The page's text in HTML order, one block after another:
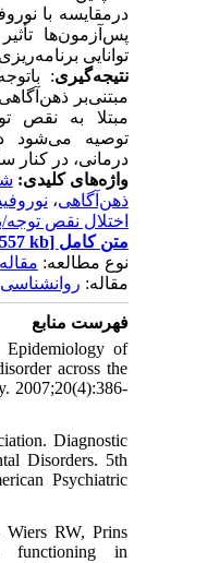
درمقایسه با
پس‌آزمون‌ها
توانایی
نتیجه‌گیری:
مبتنی‌بر
مبتلا به نقص‌
توصیه می‌شود
درمانی، در کنار
واژه‌های کلیدی:
ذهن‌آگاهی،
اختلال نقص توجه/
متن کامل[PDF 557 kb]
نوع مطالعه:
مقاله:روانشناسی
فهرست منابع
Epidemiology of
across the
2007;20(4):386-
Diagnostic
Disorders. 5th
Psychiatric
Wiers RW, Prins
functioning in